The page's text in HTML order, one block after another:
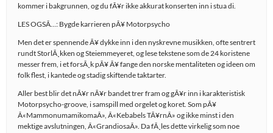
kommer i bakgrunnen, og du fÃ¥r ikke akkurat konserten inn i stua di.
LES OGSÃ…: Bygde karrieren pÃ¥ Motorpsycho
Men det er spennende Ã¥ dykke inn i den nyskrevne musikken, ofte sentrert
rundt StorlÃ¸kken og Steiemmeyeret, og lese tekstene som de 24 koristene
messer frem, i et forsÃ¸k pÃ¥ Ã¥ fange den norske mentaliteten og ideen om
folk flest, i kantede og stadig skiftende taktarter.
Aller best blir det nÃ¥r nÃ¥r bandet trer fram og gÃ¥r inn i karakteristisk
Motorpsycho-groove, i samspill med orgelet og koret. Som pÃ¥
Â«MammonumamikomaÂ», Â«Kebabels TÃ¥rnÂ» og ikke minst i den
mektige avslutningen, Â«GrandiosaÂ». Da fÃ¸les dette virkelig som noe